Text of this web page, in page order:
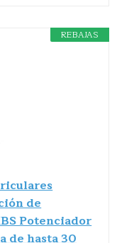
REBAJAS
de
Potenciador
de hasta 30